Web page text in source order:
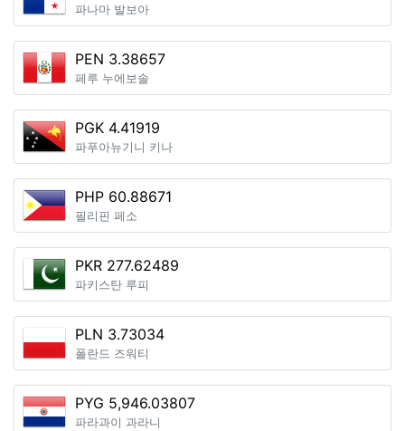
파나마 발보아
PEN 3.38657
페루 누에보솔
PGK 4.41919
파푸아뉴기니 키나
PHP 60.88671
필리핀 페소
PKR 277.62489
파키스탄 루피
PLN 3.73034
폴란드 즈워티
PYG 5,946.03807
파라과이 과라니